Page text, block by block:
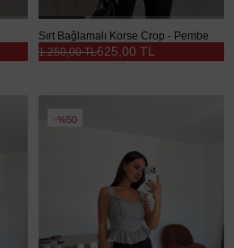
Sırt Bağlamalı Korse Crop - Pembe
625,00 TL
1.250,00 TL
%50